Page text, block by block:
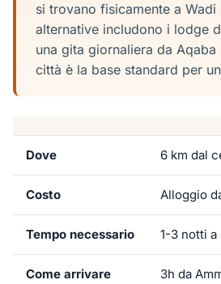
si trovano fisicamente a Wadi
alternative includono i lodge
una gita giornaliera da
città è la base standard per
Dove 6 km dal
Costo Alloggio
Tempo necessario 1-3 notti
Come arrivare 3h da